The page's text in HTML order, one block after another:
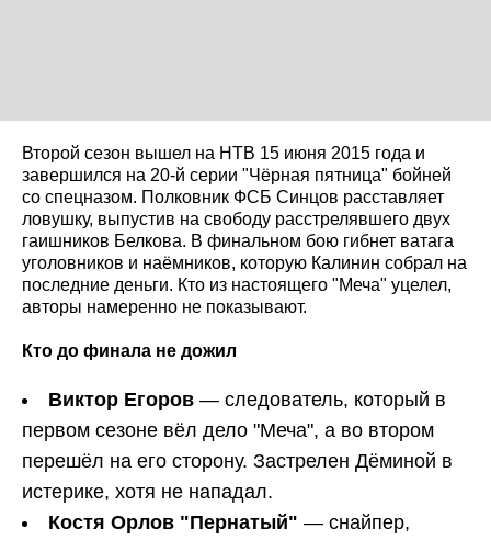
Второй сезон вышел на НТВ 15 июня 2015 года и
завершился на 20-й серии "Чёрная пятница" бойней
со спецназом. Полковник ФСБ Синцов расставляет
ловушку, выпустив на свободу расстрелявшего двух
гаишников Белкова. В финальном бою гибнет ватага
уголовников и наёмников, которую Калинин собрал на
последние деньги. Кто из настоящего "Меча" уцелел,
авторы намеренно не показывают.
Кто до финала не дожил
Виктор Егоров — следователь, который в
первом сезоне вёл дело "Меча", а во втором
перешёл на его сторону. Застрелен Дёминой в
истерике, хотя не нападал.
Костя Орлов "Пернатый" — снайпер,